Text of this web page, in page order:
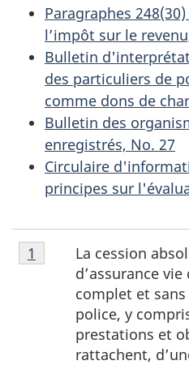
Paragraphes
l’impôt sur le
Bulletin
des particuliers de
comme dons de
Bulletin des
enregistrés, No. 27
Circulaire
principes sur
Notes
de
La cession
d’assurance
complet et
police, y
prestations et
rattachent,
Retour à la référence
1